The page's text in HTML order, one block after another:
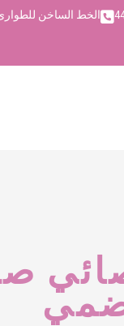
الخط الساخن للطوارئ: +971-7-